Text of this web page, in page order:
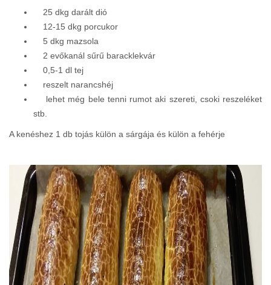
25 dkg darált dió
12-15 dkg porcukor
5 dkg mazsola
2 evőkanál sűrű baracklekvár
0,5-1 dl tej
reszelt narancshéj
lehet még bele tenni rumot aki szereti, csoki reszeléket
stb.
A kenéshez 1 db tojás külön a sárgája és külön a fehérje